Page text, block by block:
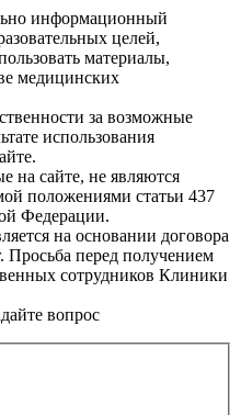
информационный
целей,
материалы,
медицинских
за возможные
использования
на сайте, не являются
положениями статьи 437
Федерации.
на основании договора
Просьба перед получением
сотрудников Клиники
вопрос